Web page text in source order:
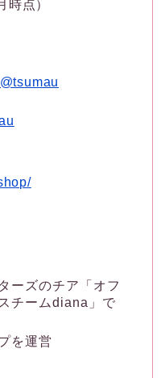
点）
@tsumau
ーズのチア「オフ
チームdiana」で
を運営